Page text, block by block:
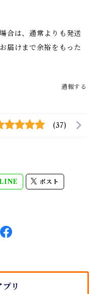
合は、通常よりも発送
届けまで余裕をもった
通報する
(37)
LINE ポスト
リ